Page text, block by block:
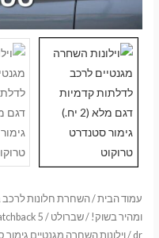
עמוד הבית/השחרת חלונות לרכב
ומהיר בשוק! /שברולט /
5
dr